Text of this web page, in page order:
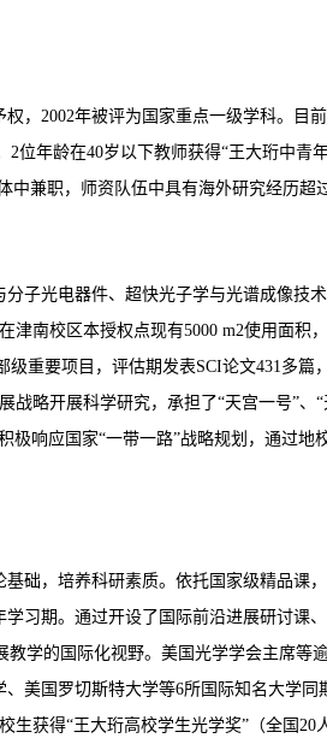
，2002年被评为国家重点一级学科。目
2位年龄在40岁以下教师获得“王大珩中青
兼职，师资队伍中具有海外研究经历超过
子光电器件、超快光子学与光谱成像技
津南校区本授权点现有5000 m2使用面积
级重要项目，评估期发表SCI论文431多篇
战略开展科学研究，承担了“天宫一号”、
响应国家“一带一路”战略规划，通过地
础，培养科研素质。依托国家级精品课
习期。通过开设了国际前沿进展研讨课
学的国际化视野。美国光学学会主席等
美国罗切斯特大学等6所国际知名大学同
生获得“王大珩高校学生光学奖”（全国20